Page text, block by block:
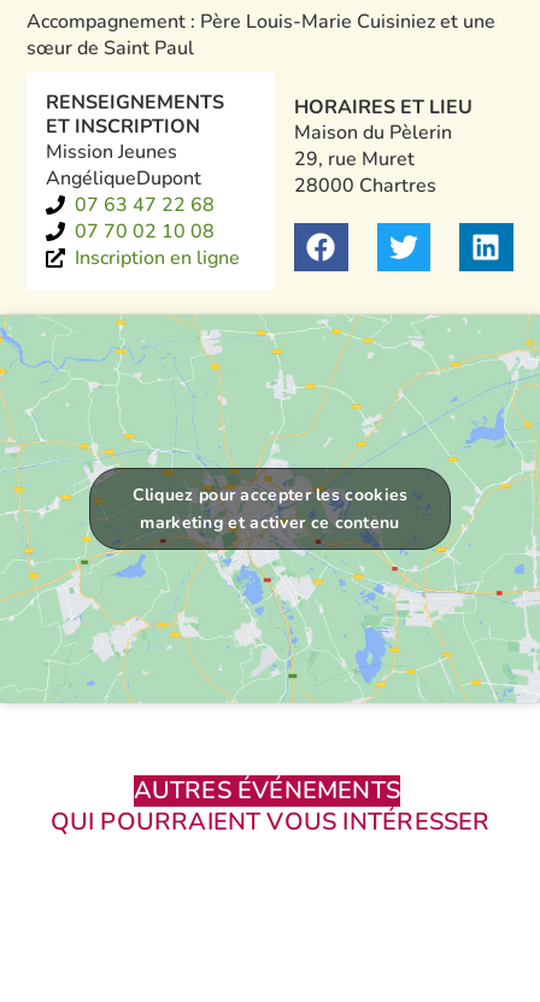
Accompagnement : Père Louis-Marie Cuisiniez et une
sœur de Saint Paul
HORAIRES ET LIEU
Maison du Pèlerin
29, rue Muret
28000 Chartres
RENSEIGNEMENTS
ET INSCRIPTION
Mission Jeunes
AngéliqueDupont
07 63 47 22 68
07 70 02 10 08
Inscription en ligne
Cliquez pour accepter les cookies
marketing et activer ce contenu
AUTRES ÉVÉNEMENTS
QUI POURRAIENT VOUS INTÉRESSER